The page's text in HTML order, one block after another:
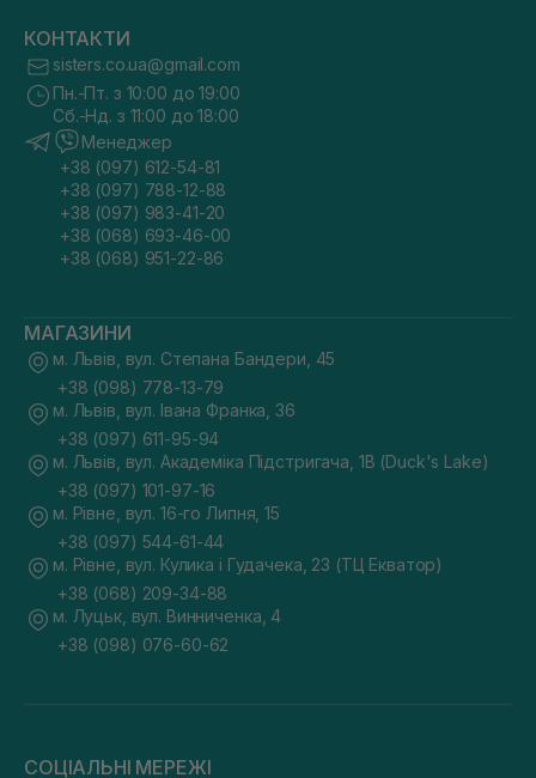
КОНТАКТИ
sisters.co.ua@gmail.com
Пн.-Пт. з 10:00 до 19:00
Сб.-Нд. з 11:00 до 18:00
Менеджер
+38 (097) 612-54-81
+38 (097) 788-12-88
+38 (097) 983-41-20
+38 (068) 693-46-00
+38 (068) 951-22-86
МАГАЗИНИ
м. Львів, вул. Степана Бандери, 45
+38 (098) 778-13-79
м. Львів, вул. Івана Франка, 36
+38 (097) 611-95-94
м. Львів, вул. Академіка Підстригача, 1В (Duck's Lake)
+38 (097) 101-97-16
м. Рівне, вул. 16-го Липня, 15
+38 (097) 544-61-44
м. Рівне, вул. Кулика і Гудачека, 23 (ТЦ Екватор)
+38 (068) 209-34-88
м. Луцьк, вул. Винниченка, 4
+38 (098) 076-60-62
СОЦІАЛЬНІ МЕРЕЖІ